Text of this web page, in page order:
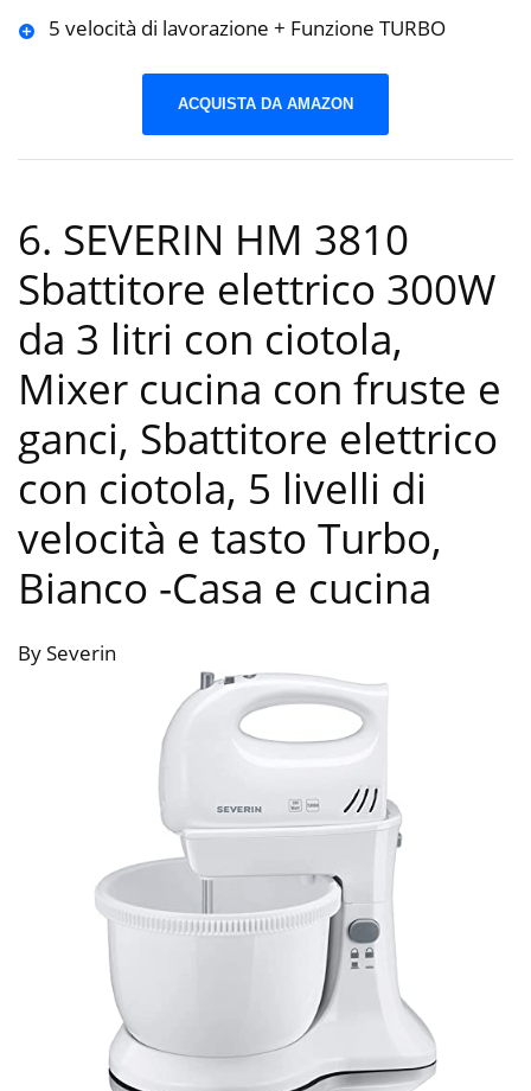
5 velocità di lavorazione + Funzione TURBO
ACQUISTA DA AMAZON
6. SEVERIN HM 3810
Sbattitore elettrico 300W
da 3 litri con ciotola,
Mixer cucina con fruste e
ganci, Sbattitore elettrico
con ciotola, 5 livelli di
velocità e tasto Turbo,
Bianco -Casa e cucina
By Severin